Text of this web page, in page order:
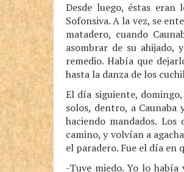
Desde luego, éstas eran
Sofonsiva. A la vez, se
matadero, cuando
asombrar de su ahijado,
remedio. Había que
hasta la danza de los
El día siguiente,
solos, dentro, a
haciendo mandados.
camino, y volvían a
el paradero. Fue el día en
-Tuve miedo. Yo lo